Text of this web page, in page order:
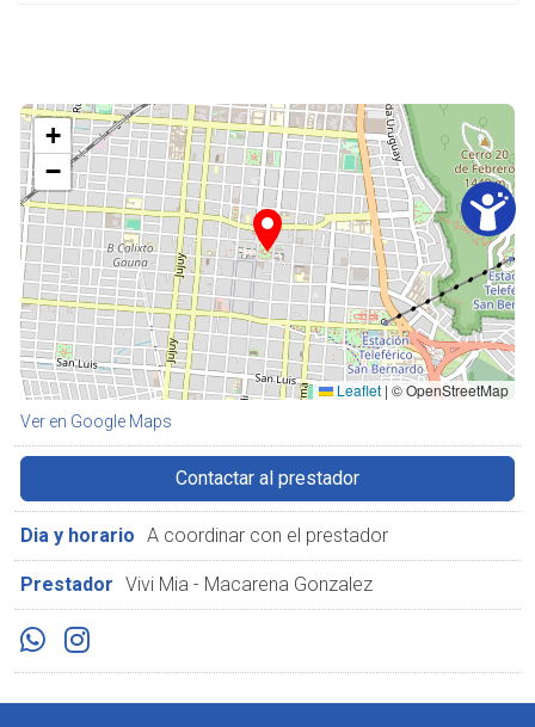
+
−
Leaflet | © OpenStreetMap
Ver en Google Maps
Contactar al prestador
Dia y horario A coordinar con el prestador
Prestador Vivi Mia - Macarena Gonzalez